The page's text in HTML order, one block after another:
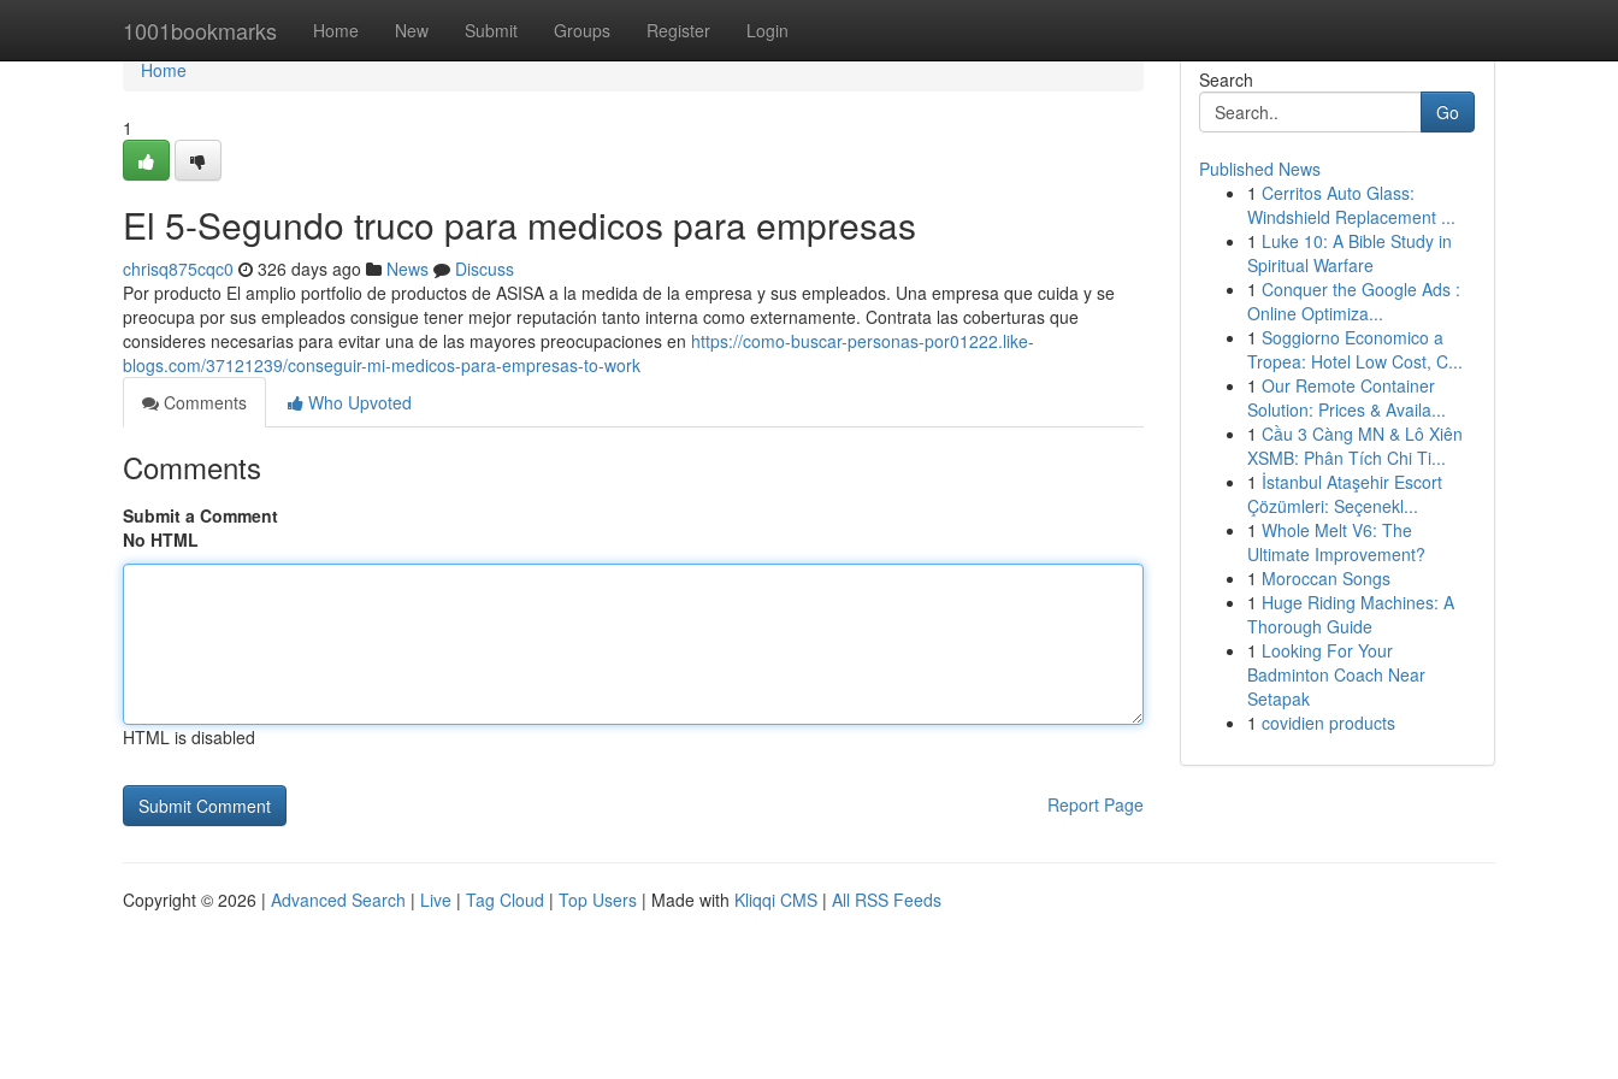
1001bookmarks Home New Submit Groups Register Login
Home
Home
1
El 5-Segundo truco para medicos para empresas
chrisq875cqc0 326 days ago News
Discuss
Por producto El amplio portfolio de productos de ASISA a la medida de la empresa y sus empleados. Una empresa que cuida y se
preocupa por sus empleados consigue tener mejor reputación tanto interna como externamente. Contrata las coberturas que
consideres necesarias para evitar una de las mayores preocupaciones en https://como-buscar-personas-por01222.like-
blogs.com/37121239/conseguir-mi-medicos-para-empresas-to-work
Comments
Who Upvoted
Comments
Submit a Comment
No HTML
HTML is disabled
Report Page
Search
Go
Published News
1 Cerritos Auto Glass:
Windshield Replacement ...
1 Luke 10: A Bible Study in
Spiritual Warfare
1 Conquer the Google Ads :
Online Optimiza...
1 Soggiorno Economico a
Tropea: Hotel Low Cost, C...
1 Our Remote Container
Solution: Prices & Availa...
1 Cầu 3 Càng MN & Lô Xiên
XSMB: Phân Tích Chi Ti...
1 İstanbul Ataşehir Escort
Çözümleri: Seçenekl...
1 Whole Melt V6: The
Ultimate Improvement?
1 Moroccan Songs
1 Huge Riding Machines: A
Thorough Guide
1 Looking For Your
Badminton Coach Near
Setapak
1 covidien products
Copyright © 2026 | Advanced Search | Live | Tag Cloud | Top Users | Made with Kliqqi CMS | All RSS Feeds